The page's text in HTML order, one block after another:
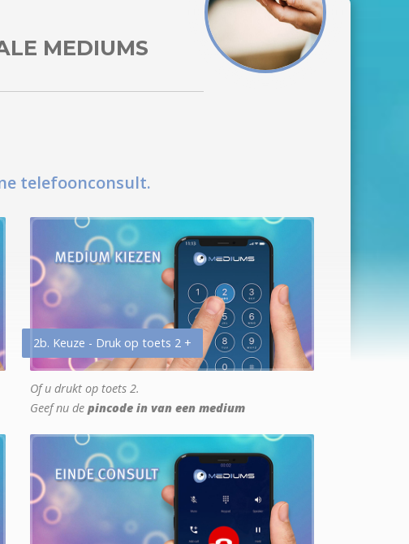
MEDIUMS
telefoonconsult.
2b. Keuze - Druk op toets 2 +
Of u drukt op toets 2.
Geef nu de pincode in van een medium